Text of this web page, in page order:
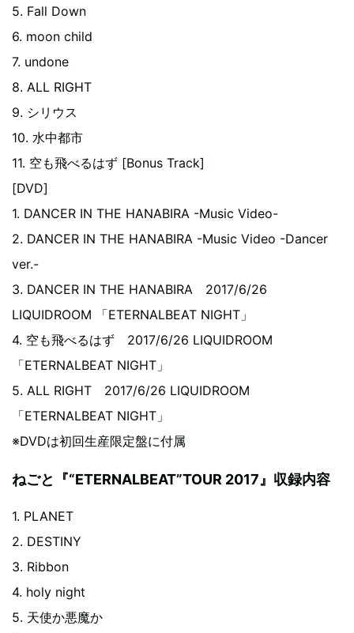
5. Fall Down
6. moon child
7. undone
8. ALL RIGHT
9. シリウス
10. 水中都市
11. 空も飛べるはず [Bonus Track]
[DVD]
1. DANCER IN THE HANABIRA -Music Video-
2. DANCER IN THE HANABIRA -Music Video -Dancer
ver.-
3. DANCER IN THE HANABIRA 2017/6/26
LIQUIDROOM 「ETERNALBEAT NIGHT」
4. 空も飛べるはず 2017/6/26 LIQUIDROOM
「ETERNALBEAT NIGHT」
5. ALL RIGHT 2017/6/26 LIQUIDROOM
「ETERNALBEAT NIGHT」
※DVDは初回生産限定盤に付属
ねごと『“ETERNALBEAT”TOUR 2017』収録内容
1. PLANET
2. DESTINY
3. Ribbon
4. holy night
5. 天使か悪魔か